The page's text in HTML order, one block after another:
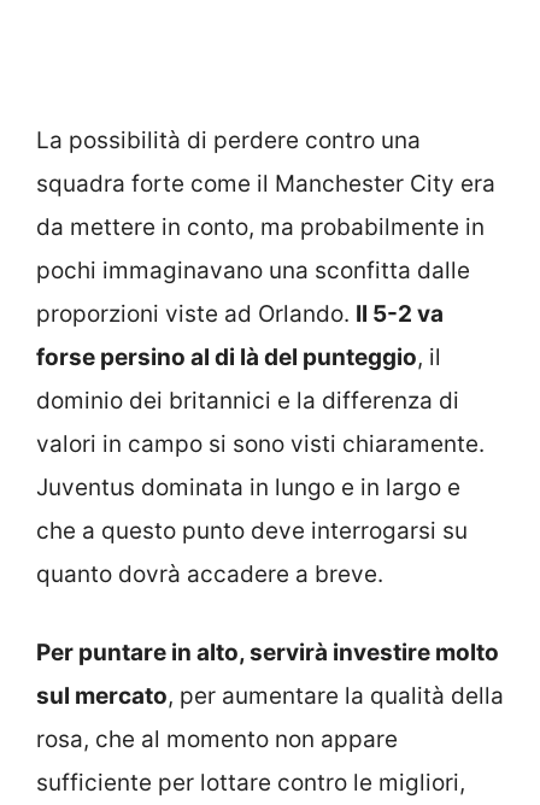
La possibilità di perdere contro una
squadra forte come il Manchester City era
da mettere in conto, ma probabilmente in
pochi immaginavano una sconfitta dalle
proporzioni viste ad Orlando. Il 5-2 va
forse persino al di là del punteggio, il
dominio dei britannici e la differenza di
valori in campo si sono visti chiaramente.
Juventus dominata in lungo e in largo e
che a questo punto deve interrogarsi su
quanto dovrà accadere a breve.
Per puntare in alto, servirà investire molto
sul mercato, per aumentare la qualità della
rosa, che al momento non appare
sufficiente per lottare contro le migliori,